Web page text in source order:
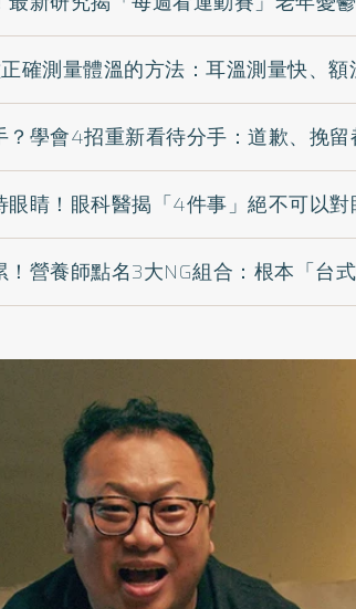
確測量體溫的方法：耳溫測量快、額
學會4招重新看待分手：道歉、挽
睛！眼科醫揭「4件事」絕不可以對
營養師點名3大NG組合：根本「台式